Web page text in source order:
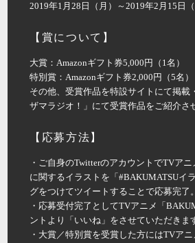
2019年1月28日（月）～2019年2月15日
【賞について】
大賞：Amazonギフト券5,000円（1名）
特別賞：Amazonギフト券2,000円（5名）
その他、受賞作品を特設サイトにて掲載
ザマラジオ！」にて受賞作品をご紹介さ
【応募方法】
・ご自身のTwitterのアカウントでTVアニ
に関するイラストを「#BAKUMATSUイ
グをつけてツイートすることで応募完了。
・応募受付完了としてTVアニメ「
ントより「いいね」をさせていただきま
・大賞／特別賞を受賞した方にはTVアニ